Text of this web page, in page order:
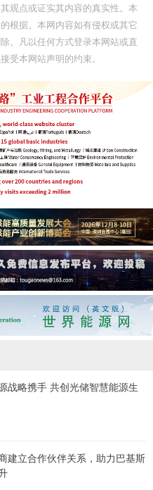
观点或证实其内容的真实性。本
根据。本网内容如有侵权或其它
。凡以任何方式登录本网站或直
受本网站声明的约束。
战略携手 共创光储智慧能源生
建立合作伙伴关系，助力巴基斯